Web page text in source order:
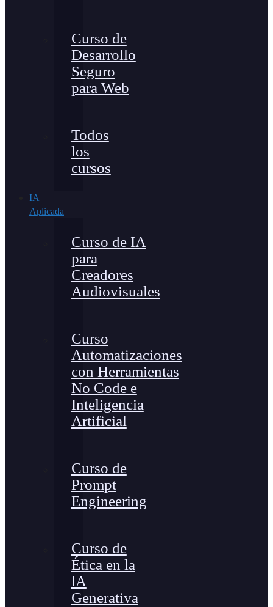
Curso de
Desarrollo
Seguro
para Web
Todos
los
cursos
IA
Aplicada
Curso de IA
para
Creadores
Audiovisuales
Curso
Automatizaciones
con Herramientas
No Code e
Inteligencia
Artificial
Curso de
Prompt
Engineering
Curso de
Ética en la
lA
Generativa